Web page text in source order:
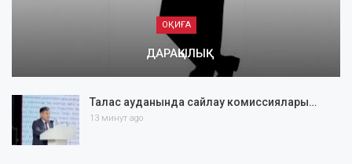
ОҚИҒА
ДАРАҚЫЛЫҚ
Талас ауданында сайлау комиссиялары…
13 минут ago